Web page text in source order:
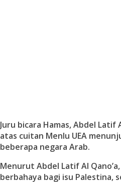
Juru bicara Hamas, Abdel
atas cuitan Menlu UEA
beberapa negara Arab.
Menurut Abdel Latif Al
berbahaya bagi isu Palestina,